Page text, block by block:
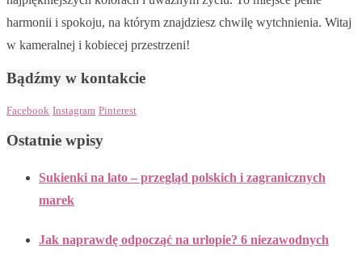
harmonii i spokoju, na którym znajdziesz chwilę wytchnienia. Witaj
w kameralnej i kobiecej przestrzeni!
Bądźmy w kontakcie
Facebook Instagram Pinterest
Ostatnie wpisy
Sukienki na lato – przegląd polskich i zagranicznych
marek
Jak naprawdę odpocząć na urlopie? 6 niezawodnych